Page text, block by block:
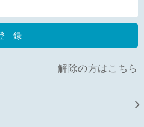
解除の方はこちら